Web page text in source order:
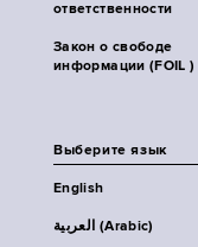
ответственности
Закон о свободе
информации (FOIL )
Выберите язык
English
العربية (Arabic)